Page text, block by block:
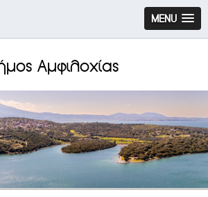
MENU
Αμφιλοχίας